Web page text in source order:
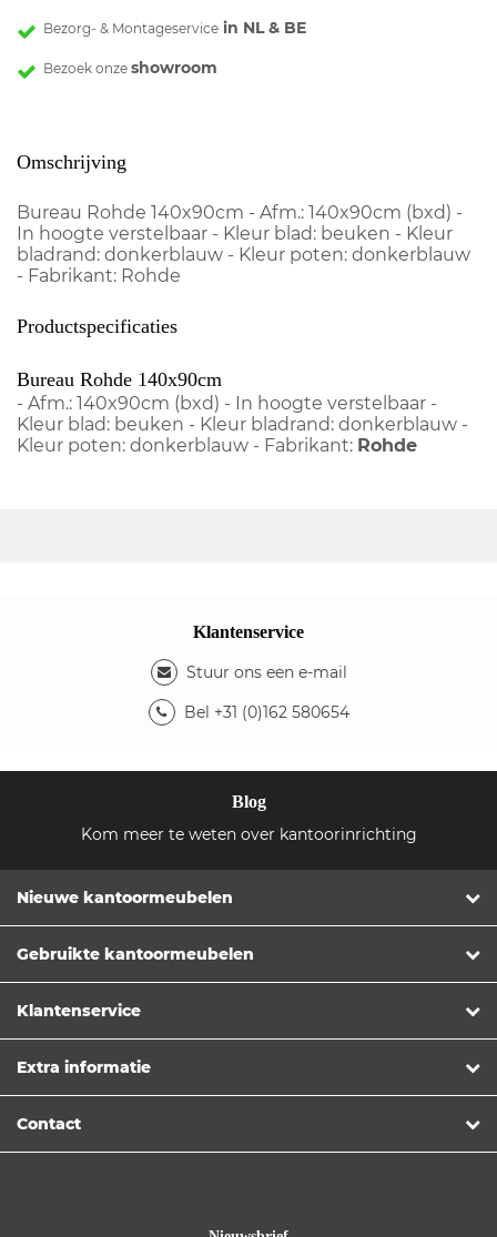
Bezorg- & Montageservice in NL & BE
Bezoek onze showroom
Omschrijving
Bureau Rohde 140x90cm - Afm.: 140x90cm (bxd) -
In hoogte verstelbaar - Kleur blad: beuken - Kleur
bladrand: donkerblauw - Kleur poten: donkerblauw
- Fabrikant: Rohde
Productspecificaties
Bureau Rohde 140x90cm
- Afm.: 140x90cm (bxd) - In hoogte verstelbaar -
Kleur blad: beuken - Kleur bladrand: donkerblauw -
Kleur poten: donkerblauw - Fabrikant: Rohde
Klantenservice
Stuur ons een e-mail
Bel +31 (0)162 580654
Blog
Kom meer te weten over kantoorinrichting
Nieuwe kantoormeubelen
Gebruikte kantoormeubelen
Klantenservice
Extra informatie
Contact